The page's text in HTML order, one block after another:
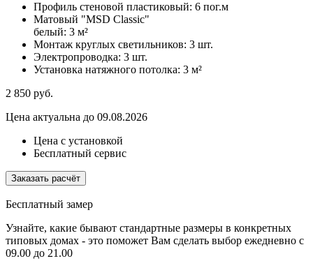
Профиль стеновой пластиковый: 6 пог.м
Матовый "MSD Classic"
белый: 3 м²
Монтаж круглых светильников: 3 шт.
Электропроводка: 3 шт.
Установка натяжного потолка: 3 м²
2 850 руб.
Цена актуальна до 09.08.2026
Цена с установкой
Бесплатный сервис
Заказать расчёт
Бесплатный замер
Узнайте, какие бывают стандартные размеры в конкретных
типовых домах - это поможет Вам сделать выбор ежедневно с
09.00 до 21.00